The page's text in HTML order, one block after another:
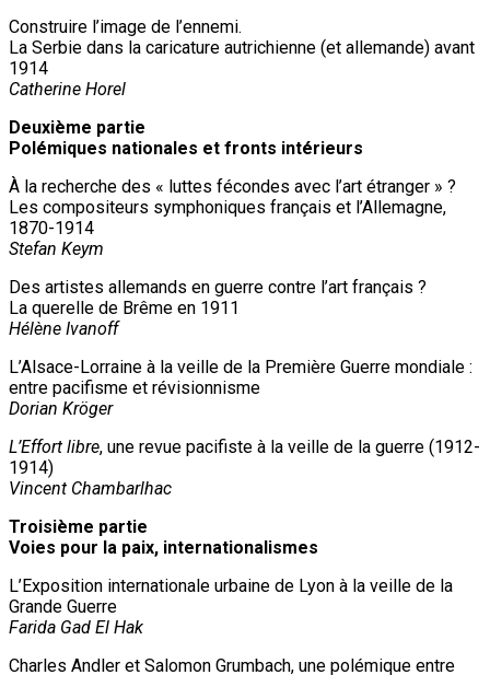
Construire l’image de l’ennemi.
La Serbie dans la caricature autrichienne (et allemande) avant
1914
Catherine Horel
Deuxième partie
Polémiques nationales et fronts intérieurs
À la recherche des « luttes fécondes avec l’art étranger » ?
Les compositeurs symphoniques français et l’Allemagne,
1870-1914
Stefan Keym
Des artistes allemands en guerre contre l’art français ?
La querelle de Brême en 1911
Hélène Ivanoff
L’Alsace-Lorraine à la veille de la Première Guerre mondiale :
entre pacifisme et révisionnisme
Dorian Kröger
L’Effort libre, une revue pacifiste à la veille de la guerre (1912-
1914)
Vincent Chambarlhac
Troisième partie
Voies pour la paix, internationalismes
L’Exposition internationale urbaine de Lyon à la veille de la
Grande Guerre
Farida Gad El Hak
Charles Andler et Salomon Grumbach, une polémique entre